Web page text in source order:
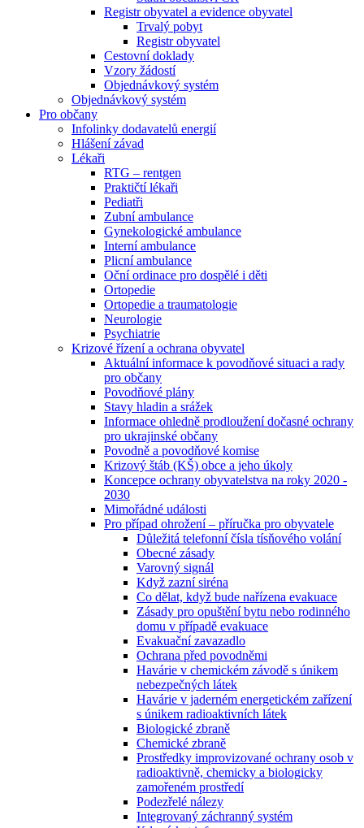
Registr obyvatel a evidence obyvatel
Trvalý pobyt
Registr obyvatel
Cestovní doklady
Vzory žádostí
Objednávkový systém
Objednávkový systém
Pro občany
Infolinky dodavatelů energií
Hlášení závad
Lékaři
RTG – rentgen
Praktičtí lékaři
Pediatři
Zubní ambulance
Gynekologické ambulance
Interní ambulance
Plicní ambulance
Oční ordinace pro dospělé i děti
Ortopedie
Ortopedie a traumatologie
Neurologie
Psychiatrie
Krizové řízení a ochrana obyvatel
Aktuální informace k povodňové situaci a rady
pro občany
Povodňové plány
Stavy hladin a srážek
Informace ohledně prodloužení dočasné ochrany
pro ukrajinské občany
Povodně a povodňové komise
Krizový štáb (KŠ) obce a jeho úkoly
Koncepce ochrany obyvatelstva na roky 2020 -
2030
Mimořádné události
Pro případ ohrožení – příručka pro obyvatele
Důležitá telefonní čísla tísňového volání
Obecné zásady
Varovný signál
Když zazní siréna
Co dělat, když bude nařízena evakuace
Zásady pro opuštění bytu nebo rodinného
domu v případě evakuace
Evakuační zavazadlo
Ochrana před povodněmi
Havárie v chemickém závodě s únikem
nebezpečných látek
Havárie v jaderném energetickém zařízení
s únikem radioaktivních látek
Biologické zbraně
Chemické zbraně
Prostředky improvizované ochrany osob v
radioaktivně, chemicky a biologicky
zamořeném prostředí
Podezřelé nálezy
Integrovaný záchranný systém